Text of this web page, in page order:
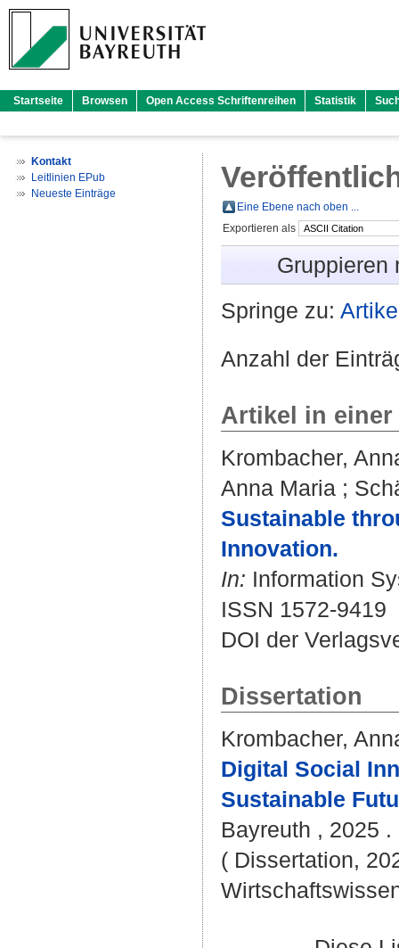
Startseite Browsen Open Access Schriftenreihen Statistik
Kontakt
Leitlinien EPub
Neueste Einträge
Eine Ebene nach oben ...
Exportieren als
Gruppieren
Springe zu:
Anzahl der
Artikel in
Krombacher,
Anna Maria ;
Sustainable
Innovation.
In: Information
ISSN 1572-9419
DOI der
Dissertation
Krombacher,
Digital Social
Sustainable
Bayreuth , 2025
( Dissertation,